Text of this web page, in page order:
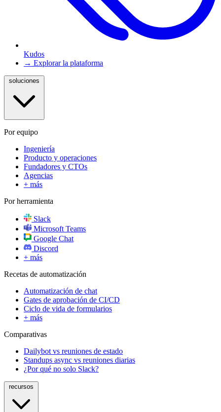
Kudos
→ Explorar la plataforma
Por equipo
Ingeniería
Producto y operaciones
Fundadores y CTOs
Agencias
+ más
Por herramienta
Slack
Microsoft Teams
Google Chat
Discord
+ más
Recetas de automatización
Automatización de chat
Gates de aprobación de CI/CD
Ciclo de vida de formularios
+ más
Comparativas
Dailybot vs reuniones de estado
Standups async vs reuniones diarias
¿Por qué no solo Slack?